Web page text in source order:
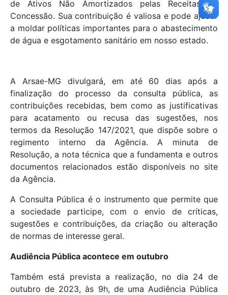
de Ativos Não Amortizados pelas Receitas da
Concessão. Sua contribuição é valiosa e pode ajudar
a moldar políticas importantes para o abastecimento
de água e esgotamento sanitário em nosso estado.
A Arsae-MG divulgará, em até 60 dias após a
finalização do processo da consulta pública, as
contribuições recebidas, bem como as justificativas
para acatamento ou recusa das sugestões, nos
termos da Resolução 147/2021, que dispõe sobre o
regimento interno da Agência. A minuta de
Resolução, a nota técnica que a fundamenta e outros
documentos relacionados estão disponíveis no site
da Agência.
A Consulta Pública é o instrumento que permite que
a sociedade participe, com o envio de críticas,
sugestões e contribuições, da criação ou alteração
de normas de interesse geral.
Audiência Pública acontece em outubro
Também está prevista a realização, no dia 24 de
outubro de 2023, às 9h, de uma Audiência Pública